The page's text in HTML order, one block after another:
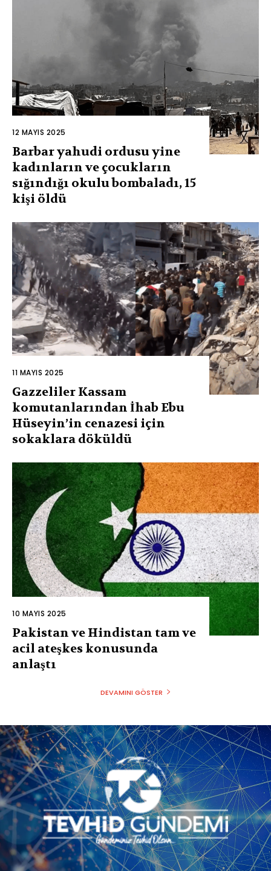
12 MAYIS 2025
Barbar yahudi ordusu yine
kadınların ve çocukların
sığındığı okulu bombaladı, 15
kişi öldü
11 MAYIS 2025
Gazzeliler Kassam
komutanlarından İhab Ebu
Hüseyin’in cenazesi için
sokaklara döküldü
10 MAYIS 2025
Pakistan ve Hindistan tam ve
acil ateşkes konusunda
anlaştı
DEVAMINI GÖSTER